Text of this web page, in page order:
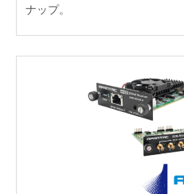
ナップ。